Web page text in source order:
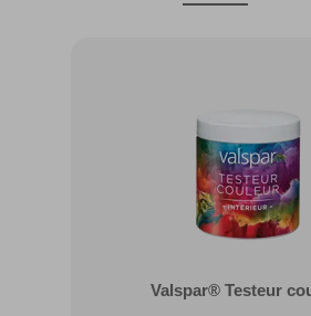
Valspar® Testeur
Valspar® Pro Extérieur